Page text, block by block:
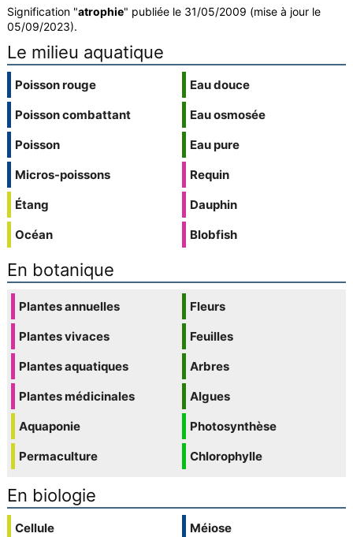
Signification "atrophie" publiée le 31/05/2009 (mise à jour le
05/09/2023).
Le milieu aquatique
Poisson rouge
Poisson combattant
Poisson
Micros-poissons
Étang
Océan
Eau douce
Eau osmosée
Eau pure
Requin
Dauphin
Blobfish
En botanique
Plantes annuelles
Plantes vivaces
Plantes aquatiques
Plantes médicinales
Aquaponie
Permaculture
Fleurs
Feuilles
Arbres
Algues
Photosynthèse
Chlorophylle
En biologie
Cellule
Méiose